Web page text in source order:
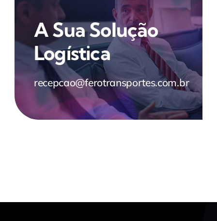
A Sua Solução
Logística
recepcao@ferotransportes.com.br